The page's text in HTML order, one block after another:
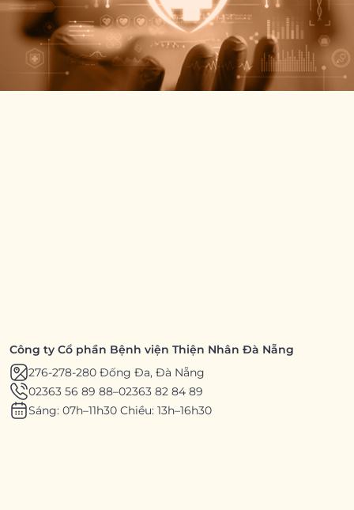
Công ty Cổ phần Bệnh viện Thiện Nhân Đà Nẵng
276-278-280 Đống Đa, Đà Nẵng
02363 56 89 88–02363 82 84 89
Sáng: 07h–11h30 Chiều: 13h–16h30